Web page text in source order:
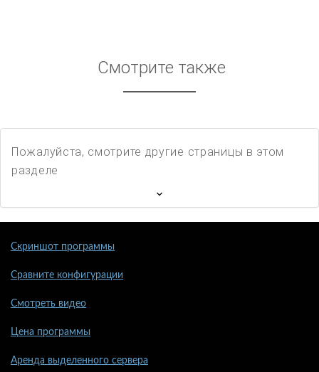
Смотрите также
Пожалуйста, смотрите другие страницы в этом
разделе
Скриншот программы
Сравните конфигурации
Смотреть видео
Цена программы
Аренда выделенного сервера